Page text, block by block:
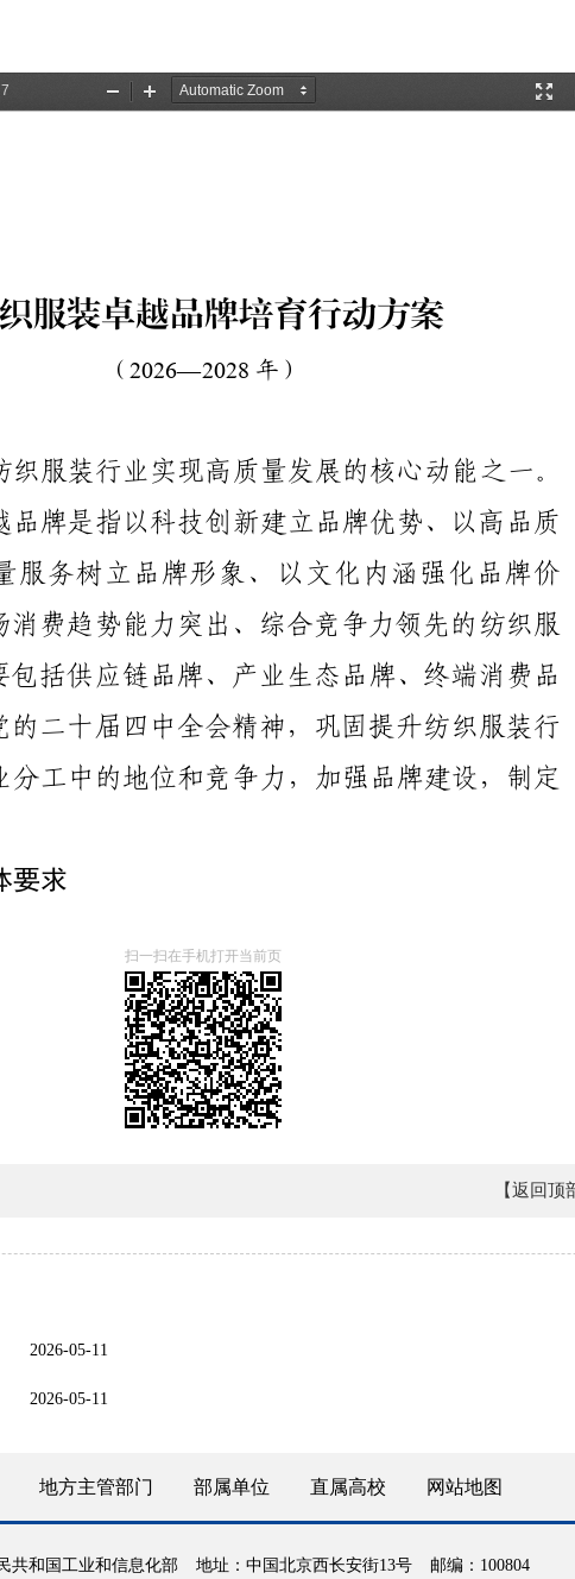
扫一扫在手机打开当前页
【返回顶
2026-05-11
2026-05-11
地方主管部门 部属单位 直属高校 网站地图
共和国工业和信息化部 地址：中国北京西长安街13号 邮编：100804